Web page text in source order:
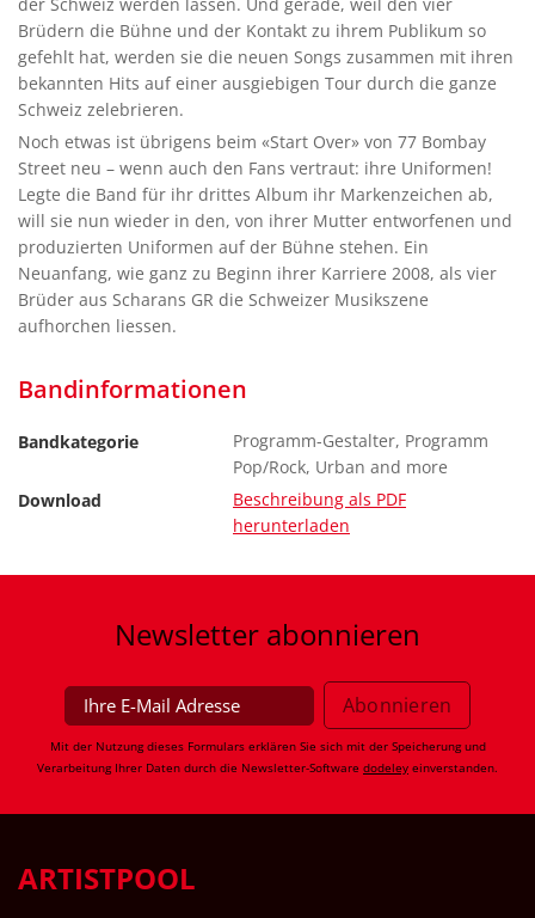
Brüdern die Bühne und der Kontakt zu ihrem Publikum so
gefehlt hat, werden sie die neuen Songs zusammen mit ihren
bekannten Hits auf einer ausgiebigen Tour durch die ganze
Schweiz zelebrieren.
Noch etwas ist übrigens beim «Start Over» von 77 Bombay
Street neu – wenn auch den Fans vertraut: ihre Uniformen!
Legte die Band für ihr drittes Album ihr Markenzeichen ab,
will sie nun wieder in den, von ihrer Mutter entworfenen und
produzierten Uniformen auf der Bühne stehen. Ein
Neuanfang, wie ganz zu Beginn ihrer Karriere 2008, als vier
Brüder aus Scharans GR die Schweizer Musikszene
aufhorchen liessen.
Bandinformationen
Bandkategorie
Programm-Gestalter, Programm
Pop/Rock, Urban and more
Download
Beschreibung als PDF
herunterladen
Newsletter abonnieren
Mit der Nutzung dieses Formulars erklären Sie sich mit der Speicherung und
Verarbeitung Ihrer Daten durch die Newsletter-Software dodeley einverstanden.
ARTISTPOOL